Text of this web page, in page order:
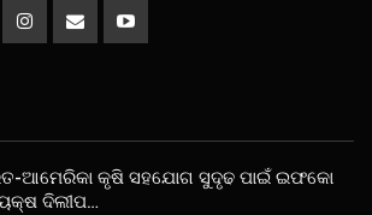
ଆମେରିକା କୃଷି ସହଯୋଗ ସୁଦୃଢ ପାଇଁ ଇଫକୋ
ଦିଲୀପ…